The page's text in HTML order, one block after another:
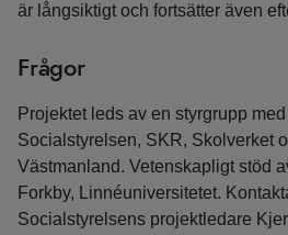
är långsiktigt och fortsätter även
Frågor
Projektet leds av en styrgrupp
Socialstyrelsen, SKR, Skolverket
Västmanland. Vetenskapligt stöd
Forkby, Linnéuniversitetet.
Socialstyrelsens projektledare